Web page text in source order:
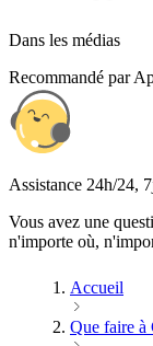
Dans les médias
Recommandé par
Assistance 24h/24,
Vous avez une
n'importe où,
Accueil
Que faire à